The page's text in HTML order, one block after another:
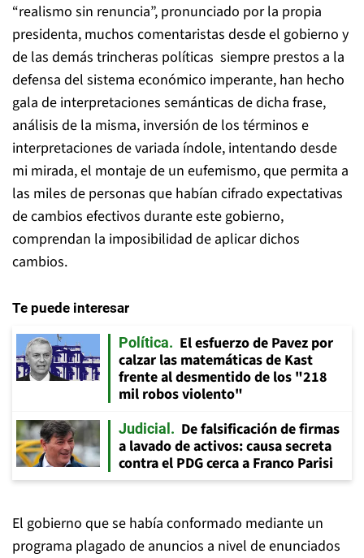
“realismo sin renuncia”, pronunciado por la propia
presidenta, muchos comentaristas desde el gobierno y
de las demás trincheras políticas siempre prestos a la
defensa del sistema económico imperante, han hecho
gala de interpretaciones semánticas de dicha frase,
análisis de la misma, inversión de los términos e
interpretaciones de variada índole, intentando desde
mi mirada, el montaje de un eufemismo, que permita a
las miles de personas que habían cifrado expectativas
de cambios efectivos durante este gobierno,
comprendan la imposibilidad de aplicar dichos
cambios.
Te puede interesar
Política
El esfuerzo de Pavez por
calzar las matemáticas de Kast
frente al desmentido de los "218
mil robos violento"
Judicial
De falsificación de firmas
a lavado de activos: causa secreta
contra el PDG cerca a Franco Parisi
El gobierno que se había conformado mediante un
programa plagado de anuncios a nivel de enunciados